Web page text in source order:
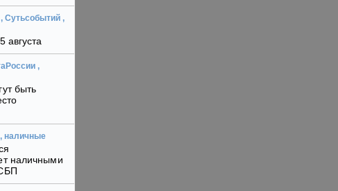
, Сутьсобытий ,
августа
,
быть
, наличные
наличными